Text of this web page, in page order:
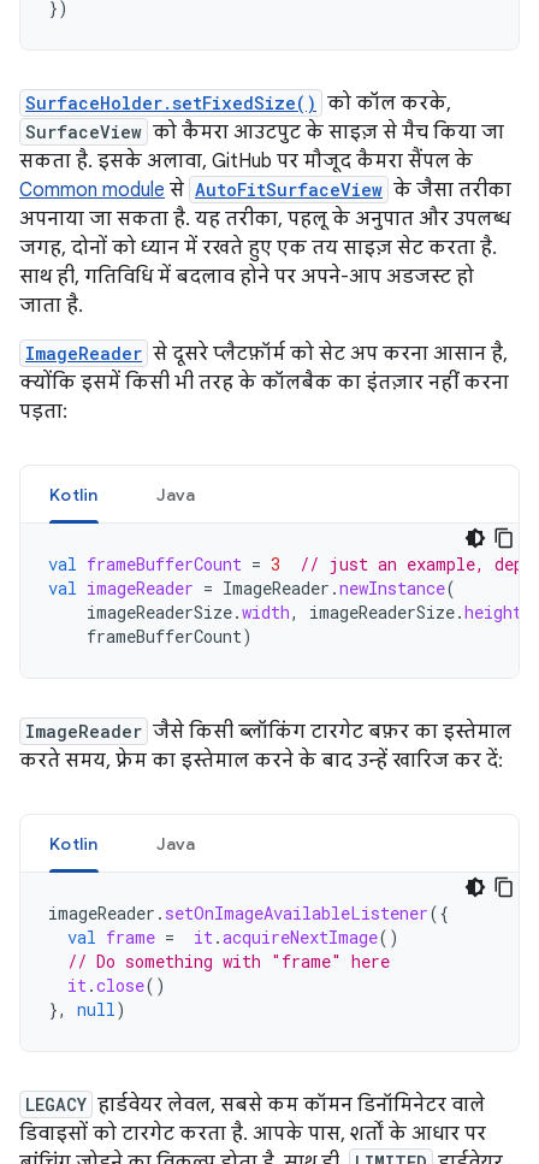
})
SurfaceHolder.setFixedSize() को कॉल करके,
SurfaceView को कैमरा आउटपुट के साइज़ से मैच किया जा
सकता है. इसके अलावा, GitHub पर मौजूद कैमरा सैंपल के
Common module से AutoFitSurfaceView के जैसा तरीका
अपनाया जा सकता है. यह तरीका, पहलू के अनुपात और उपलब्ध
जगह, दोनों को ध्यान में रखते हुए एक तय साइज़ सेट करता है.
साथ ही, गतिविधि में बदलाव होने पर अपने-आप अडजस्ट हो
जाता है.
ImageReader से दूसरे प्लैटफ़ॉर्म को सेट अप करना आसान है,
क्योंकि इसमें किसी भी तरह के कॉलबैक का इंतज़ार नहीं करना
पड़ता:
Kotlin Java
val frameBufferCount = 3
// just an example,
val imageReader = ImageReader .newInstance(
imageReaderSize.width, imageReaderSize.height
frameBufferCount)
ImageReader जैसे किसी ब्लॉकिंग टारगेट बफ़र का इस्तेमाल
करते समय, फ़्रेम का इस्तेमाल करने के बाद उन्हें खारिज कर दें:
Kotlin Java
imageReader . setOnImageAvailableListener({
val frame = it.acquireNextImage()
// Do something with "frame" here
it.close()
},
null)
LEGACY हार्डवेयर लेवल, सबसे कम कॉमन डिनॉमिनेटर वाले
डिवाइसों को टारगेट करता है. आपके पास, शर्तों के आधार पर